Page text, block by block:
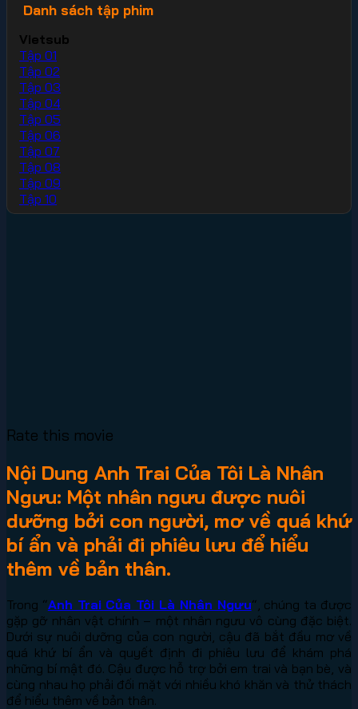
Danh sách tập phim
Vietsub
Tập 01
Tập 02
Tập 03
Tập 04
Tập 05
Tập 06
Tập 07
Tập 08
Tập 09
Tập 10
Rate this movie
Nội Dung Anh Trai Của Tôi Là Nhân
Ngưu: Một nhân ngưu được nuôi
dưỡng bởi con người, mơ về quá khứ
bí ẩn và phải đi phiêu lưu để hiểu
thêm về bản thân.
Trong “Anh Trai Của Tôi Là Nhân Ngưu“, chúng ta được
gặp gỡ nhân vật chính – một nhân ngưu vô cùng đặc biệt.
Dưới sự nuôi dưỡng của con người, cậu đã bắt đầu mơ về
quá khứ bí ẩn và quyết định đi phiêu lưu để khám phá
những bí mật đó. Cậu được hỗ trợ bởi em trai và bạn bè, và
cùng nhau họ phải đối mặt với nhiều khó khăn và thử thách
để hiểu thêm về bản thân.